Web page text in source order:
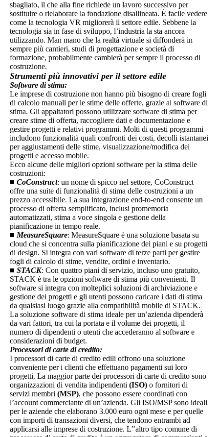
sbagliato, il che alla fine richiede un lavoro successivo per
sostituire o rielaborare la fondazione disallineata. È facile vedere
come la tecnologia VR migliorerà il settore edile. Sebbene la
tecnologia sia in fase di sviluppo, l’industria la sta ancora
utilizzando. Man mano che la realtà virtuale si diffonderà in
sempre più cantieri, studi di progettazione e società di
formazione, probabilmente cambierà per sempre il processo di
costruzione.
Strumenti più innovativi per il settore edile
Software di stima:
Le imprese di costruzione non hanno più bisogno di creare fogli
di calcolo manuali per le stime delle offerte, grazie ai software di
stima. Gli appaltatori possono utilizzare software di stima per
creare stime di offerta, raccogliere dati e documentazione e
gestire progetti e relativi programmi. Molti di questi programmi
includono funzionalità quali confronti dei costi, decolli istantanei
per aggiustamenti delle stime, visualizzazione/modifica dei
progetti e accesso mobile.
Ecco alcune delle migliori opzioni software per la stima delle
costruzioni:
■ CoConstruct: un nome di spicco nel settore, CoConstruct
offre una suite di funzionalità di stima delle costruzioni a un
prezzo accessibile. La sua integrazione end-to-end consente un
processo di offerta semplificato, inclusi promemoria
automatizzati, stima a voce singola e gestione della
pianificazione in tempo reale.
■MeasureSquare: MeasureSquare è una soluzione basata su
cloud che si concentra sulla pianificazione dei piani e su progetti
di design. Si integra con vari software di terze parti per gestire
fogli di calcolo di stime, vendite, ordini e inventario.
■ STACK: Con quattro piani di servizio, incluso uno gratuito,
STACK è tra le opzioni software di stima più convenienti. Il
software si integra con molteplici soluzioni di archiviazione e
gestione dei progetti e gli utenti possono caricare i dati di stima
da qualsiasi luogo grazie alla compatibilità mobile di STACK.
La soluzione software di stima ideale per un’azienda dipenderà
da vari fattori, tra cui la portata e il volume dei progetti, il
numero di dipendenti o utenti che accederanno al software e
considerazioni di budget.
Processori di carte di credito:
I processori di carte di credito edili offrono una soluzione
conveniente per i clienti che effettuano pagamenti sui loro
progetti. La maggior parte dei processori di carte di credito sono
organizzazioni di vendita indipendenti (ISO) o fornitori di
servizi membri (MSP), che possono essere coordinati con
l’account commerciante di un’azienda. Gli ISO/MSP sono ideali
per le aziende che elaborano 3.000 euro ogni mese e per quelle
con importi di transazioni diversi, che tendono entrambi ad
applicarsi alle imprese di costruzione. L’’altro tipo comune di